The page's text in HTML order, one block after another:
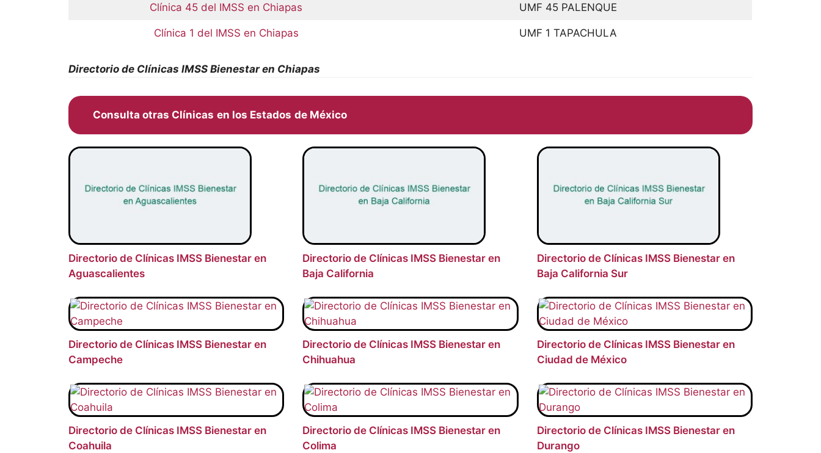
Clínica 45 del IMSS en Chiapas UMF 45 PALENQUE
Clínica 1 del IMSS en Chiapas UMF 1 TAPACHULA
Directorio de Clínicas IMSS Bienestar en Chiapas
Consulta otras Clínicas en los Estados de México
Directorio de Clínicas IMSS Bienestar en
Aguascalientes
Directorio de Clínicas IMSS Bienestar en
Baja California
Directorio de Clínicas IMSS Bienestar en
Baja California Sur
Directorio de Clínicas IMSS Bienestar en
Campeche
Directorio de Clínicas IMSS Bienestar en
Chihuahua
Directorio de Clínicas IMSS Bienestar en
Ciudad de México
Directorio de Clínicas IMSS Bienestar en
Coahuila
Directorio de Clínicas IMSS Bienestar en
Colima
Directorio de Clínicas IMSS Bienestar en
Durango